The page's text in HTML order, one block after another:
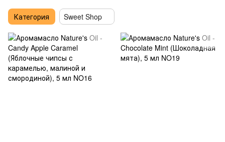
Категория Sweet Shop